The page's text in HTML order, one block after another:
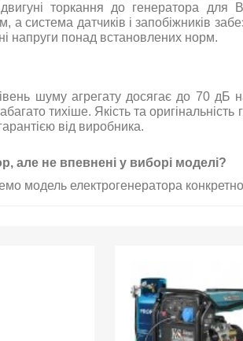
двигуні торкання до генератора для
, а система датчиків і запобіжників
напруги понад встановлених норм.
шуму агрегату досягає до 70 дБ
тихіше. Якість та оригінальність
від виробника.
, але не впевнені у виборі моделі?
модель електрогенератора конкретно